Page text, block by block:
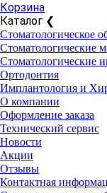
Корзина
Каталог ❮
Стоматологическое
Стоматологические
Стоматологические
Ортодонтия
Имплантология и
О компании
Оформление заказа
Технический сервис
Новости
Акции
Отзывы
Контактная